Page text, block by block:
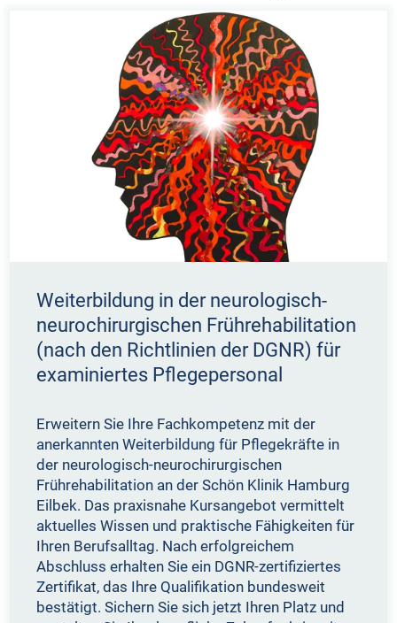
Weiterbildung in der neurologisch-
neurochirurgischen Frührehabilitation
(nach den Richtlinien der DGNR) für
examiniertes Pflegepersonal
Erweitern Sie Ihre Fachkompetenz mit der
anerkannten Weiterbildung für Pflegekräfte in
der neurologisch-neurochirurgischen
Frührehabilitation an der Schön Klinik Hamburg
Eilbek. Das praxisnahe Kursangebot vermittelt
aktuelles Wissen und praktische Fähigkeiten für
Ihren Berufsalltag. Nach erfolgreichem
Abschluss erhalten Sie ein DGNR-zertifiziertes
Zertifikat, das Ihre Qualifikation bundesweit
bestätigt. Sichern Sie sich jetzt Ihren Platz und